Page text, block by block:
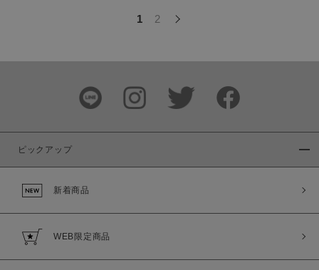
1 2
ピックアップ
新着商品
WEB限定商品